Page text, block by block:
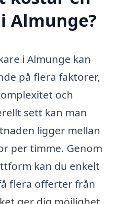
Almunge?
i Almunge kan
på flera faktorer,
och
sett kan man
ligger mellan
per timme. Genom
kan du enkelt
flera offerter från